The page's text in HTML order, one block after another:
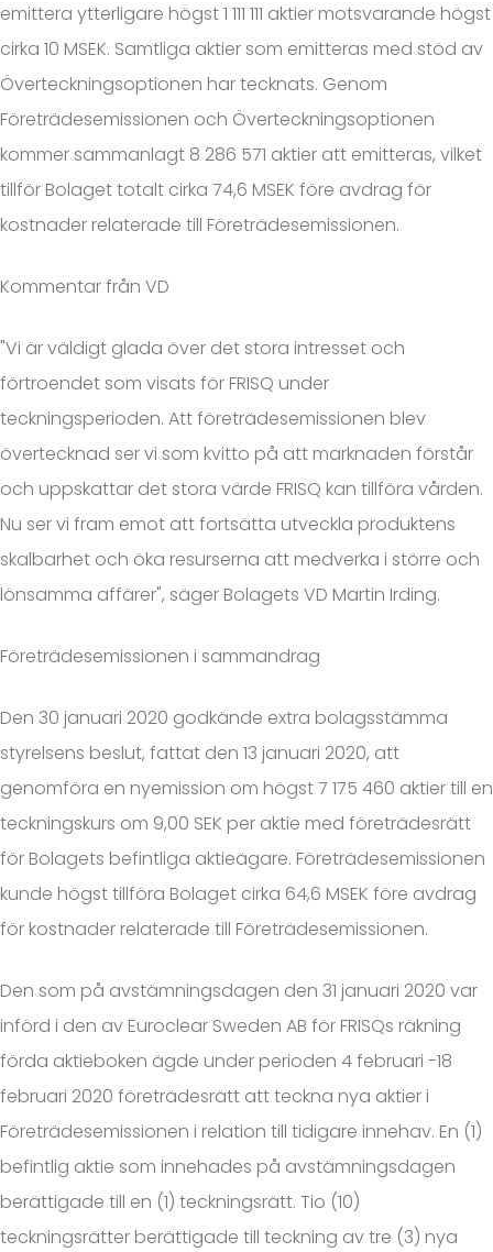
emittera ytterligare högst 1 111 111 aktier motsvarande högst
cirka 10 MSEK. Samtliga aktier som emitteras med stöd av
Överteckningsoptionen har tecknats. Genom
Företrädesemissionen och Överteckningsoptionen
kommer sammanlagt 8 286 571 aktier att emitteras, vilket
tillför Bolaget totalt cirka 74,6 MSEK före avdrag för
kostnader relaterade till Företrädesemissionen.
Kommentar från VD
"Vi är väldigt glada över det stora intresset och
förtroendet som visats för FRISQ under
teckningsperioden. Att företrädesemissionen blev
övertecknad ser vi som kvitto på att marknaden förstår
och uppskattar det stora värde FRISQ kan tillföra vården.
Nu ser vi fram emot att fortsätta utveckla produktens
skalbarhet och öka resurserna att medverka i större och
lönsamma affärer", säger Bolagets VD Martin Irding.
Företrädesemissionen i sammandrag
Den 30 januari 2020 godkände extra bolagsstämma
styrelsens beslut, fattat den 13 januari 2020, att
genomföra en nyemission om högst 7 175 460 aktier till en
teckningskurs om 9,00 SEK per aktie med företrädesrätt
för Bolagets befintliga aktieägare. Företrädesemissionen
kunde högst tillföra Bolaget cirka 64,6 MSEK före avdrag
för kostnader relaterade till Företrädesemissionen.
Den som på avstämningsdagen den 31 januari 2020 var
införd i den av Euroclear Sweden AB för FRISQs räkning
förda aktieboken ägde under perioden 4 februari -18
februari 2020 företrädesrätt att teckna nya aktier i
Företrädesemissionen i relation till tidigare innehav. En (1)
befintlig aktie som innehades på avstämningsdagen
berättigade till en (1) teckningsrätt. Tio (10)
teckningsrätter berättigade till teckning av tre (3) nya